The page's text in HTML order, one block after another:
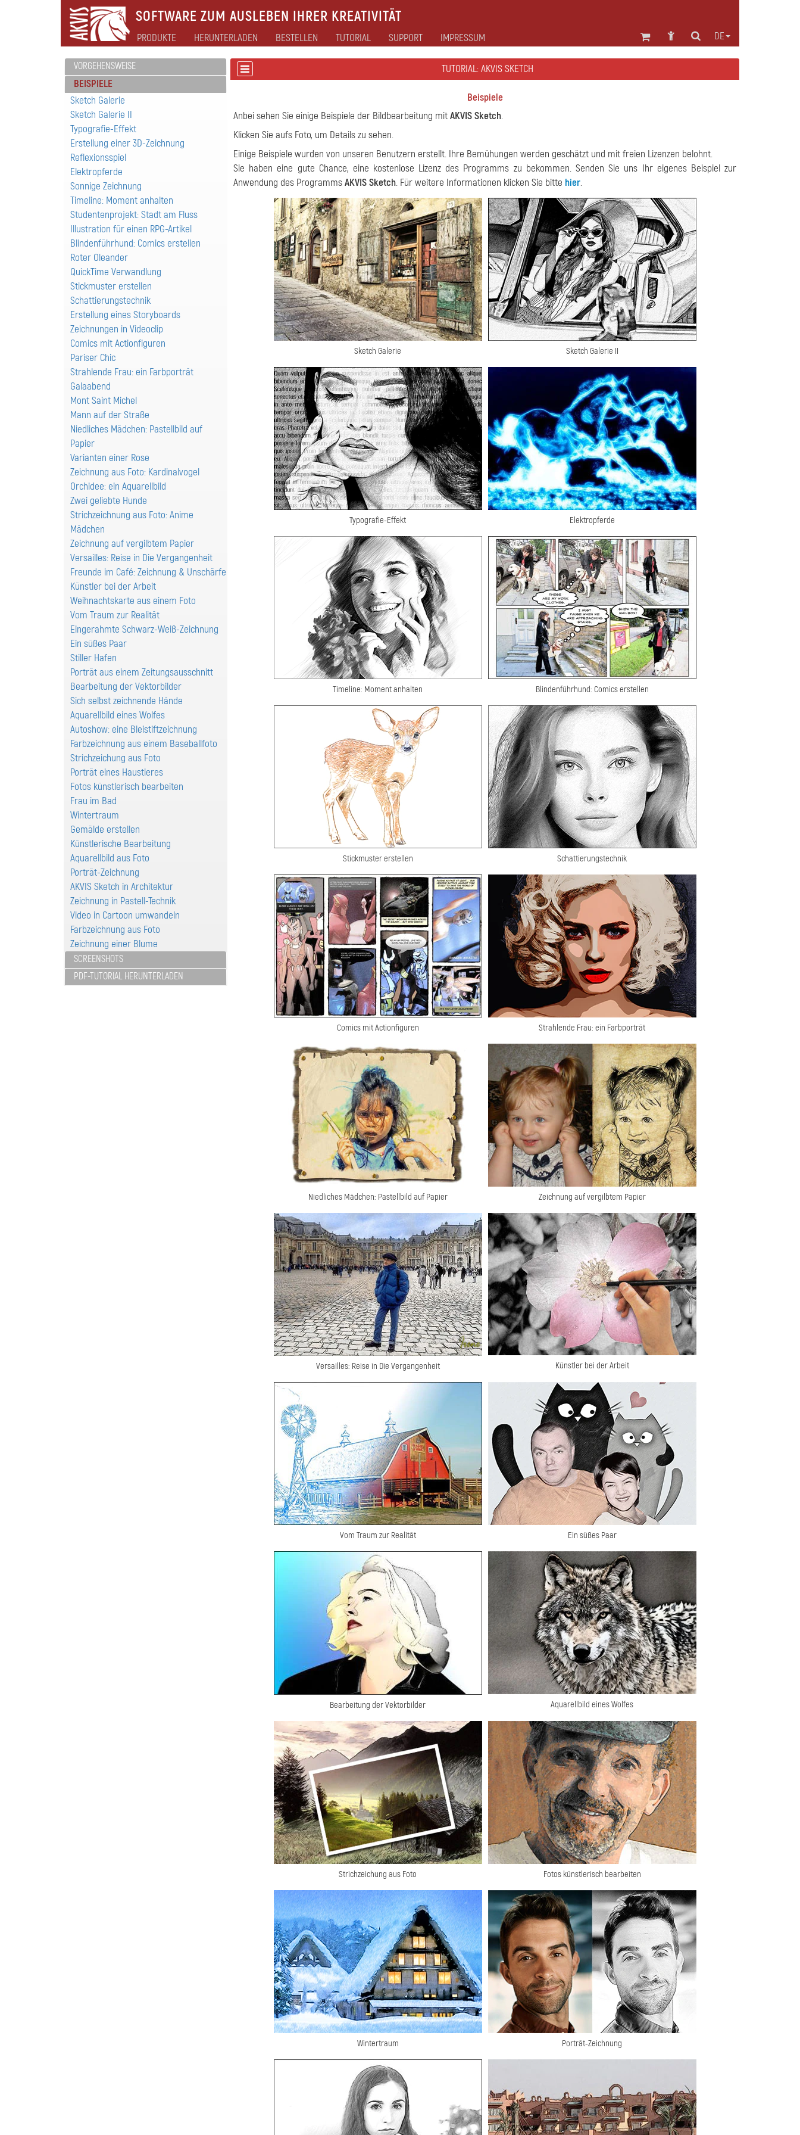
SOFTWARE ZUM AUSLEBEN IHRER KREATIVITÄT
DE
PRODUKTE HERUNTERLADEN BESTELLEN TUTORIAL SUPPORT IMPRESSUM
VORGEHENSWEISE
BEISPIELE
Sketch Galerie
Sketch Galerie II
Typografie-Effekt
Erstellung einer 3D-Zeichnung
Reflexionsspiel
Elektropferde
Sonnige Zeichnung
Timeline: Moment anhalten
Studentenprojekt: Stadt am Fluss
Illustration für einen RPG-Artikel
Blindenführhund: Comics erstellen
Roter Oleander
QuickTime Verwandlung
Stickmuster erstellen
Schattierungstechnik
Erstellung eines Storyboards
Zeichnungen in Videoclip
Comics mit Actionfiguren
Pariser Chic
Strahlende Frau: ein Farbporträt
Galaabend
Mont Saint Michel
Mann auf der Straße
Niedliches Mädchen: Pastellbild auf
Papier
Varianten einer Rose
Zeichnung aus Foto: Kardinalvogel
Orchidee: ein Aquarellbild
Zwei geliebte Hunde
Strichzeichnung aus Foto: Anime
Mädchen
Zeichnung auf vergilbtem Papier
Versailles: Reise in Die Vergangenheit
Freunde im Café: Zeichnung & Unschärfe
Künstler bei der Arbeit
Weihnachtskarte aus einem Foto
Vom Traum zur Realität
Eingerahmte Schwarz-Weiß-Zeichnung
Ein süßes Paar
Stiller Hafen
Porträt aus einem Zeitungsausschnitt
Bearbeitung der Vektorbilder
Sich selbst zeichnende Hände
Aquarellbild eines Wolfes
Autoshow: eine Bleistiftzeichnung
Farbzeichnung aus einem Baseballfoto
Strichzeichung aus Foto
Porträt eines Haustieres
Fotos künstlerisch bearbeiten
Frau im Bad
Wintertraum
Gemälde erstellen
Künstlerische Bearbeitung
Aquarellbild aus Foto
Porträt-Zeichnung
AKVIS Sketch in Architektur
Zeichnung in Pastell-Technik
Video in Cartoon umwandeln
Farbzeichnung aus Foto
Zeichnung einer Blume
SCREENSHOTS
PDF-TUTORIAL HERUNTERLADEN
TUTORIAL: AKVIS SKETCH
Beispiele
Anbei sehen Sie einige Beispiele der Bildbearbeitung mitAKVIS Sketch.
Klicken Sie aufs Foto, um Details zu sehen.
Einige Beispiele wurden von unseren Benutzern erstellt. Ihre Bemühungen werden geschätzt und mit freien Lizenzen belohnt.
Sie haben eine gute Chance, eine kostenlose Lizenz des Programms zu bekommen. Senden Sie uns Ihr eigenes Beispiel zur
Anwendung des ProgrammsAKVIS Sketch. Für weitere Informationen klicken Sie bitte hier.
Sketch Galerie Sketch Galerie II
Typografie-Effekt Elektropferde
Timeline: Moment anhalten Blindenführhund: Comics erstellen
Stickmuster erstellen Schattierungstechnik
Comics mit Actionfiguren Strahlende Frau: ein Farbporträt
Niedliches Mädchen: Pastellbild auf Papier Zeichnung auf vergilbtem Papier
Versailles: Reise in Die Vergangenheit Künstler bei der Arbeit
Vom Traum zur Realität Ein süßes Paar
Bearbeitung der Vektorbilder Aquarellbild eines Wolfes
Strichzeichung aus Foto Fotos künstlerisch bearbeiten
Wintertraum Porträt-Zeichnung